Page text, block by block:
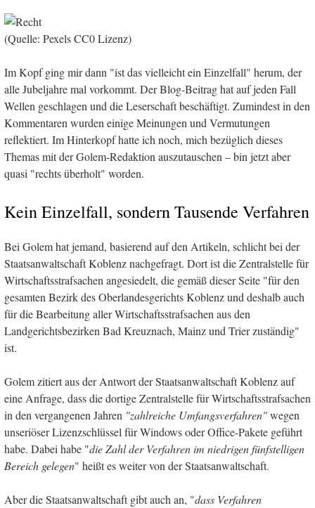
(Quelle: Pexels CC0 Lizenz)
Im Kopf ging mir dann "ist das vielleicht ein Einzelfall" herum, der
alle Jubeljahre mal vorkommt. Der Blog-Beitrag hat auf jeden Fall
Wellen geschlagen und die Leserschaft beschäftigt. Zumindest in den
Kommentaren wurden einige Meinungen und Vermutungen
reflektiert. Im Hinterkopf hatte ich noch, mich bezüglich dieses
Themas mit der Golem-Redaktion auszutauschen – bin jetzt aber
quasi "rechts überholt" worden.
Kein Einzelfall, sondern Tausende Verfahren
Bei Golem hat jemand, basierend auf den Artikeln, schlicht bei der
Staatsanwaltschaft Koblenz nachgefragt. Dort ist die Zentralstelle für
Wirtschaftsstrafsachen angesiedelt, die gemäß dieser Seite "für den
gesamten Bezirk des Oberlandesgerichts Koblenz und deshalb auch
für die Bearbeitung aller Wirtschaftsstrafsachen aus den
Landgerichtsbezirken Bad Kreuznach, Mainz und Trier zuständig"
ist.
Golem zitiert aus der Antwort der Staatsanwaltschaft Koblenz auf
eine Anfrage, dass die dortige Zentralstelle für Wirtschaftsstrafsachen
in den vergangenen Jahren "zahlreiche Umfangsverfahren"wegen
unseriöser Lizenzschlüssel für Windows oder Office-Pakete geführt
habe. Dabei habe "die Zahl der Verfahren im niedrigen fünfstelligen
Bereich gelegen" heißt es weiter von der Staatsanwaltschaft.
Aber die Staatsanwaltschaft gibt auch an, "dass Verfahren